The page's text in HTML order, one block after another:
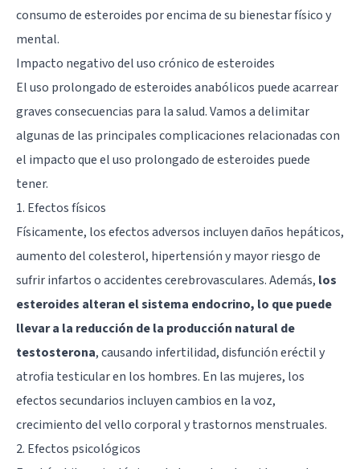
consumo de esteroides por encima de su bienestar físico y
mental.
Impacto negativo del uso crónico de esteroides
El uso prolongado de esteroides anabólicos puede acarrear
graves consecuencias para la salud. Vamos a delimitar
algunas de las principales complicaciones relacionadas con
el impacto que el uso prolongado de esteroides puede
tener.
1. Efectos físicos
Físicamente, los efectos adversos incluyen daños hepáticos,
aumento del colesterol, hipertensión y mayor riesgo de
sufrir infartos o accidentes cerebrovasculares. Además, los
esteroides alteran elsistema endocrino, lo que puede
llevar a la reducción de la producción natural de
testosterona, causando infertilidad, disfunción eréctil y
atrofia testicular en los hombres. En las mujeres, los
efectos secundarios incluyen cambios en la voz,
crecimiento del vello corporal y trastornos menstruales.
2. Efectos psicológicos